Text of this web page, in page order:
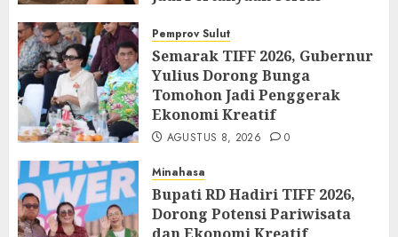
Pemprov Sulut
Semarak TIFF 2026, Gubernur
Yulius Dorong Bunga
Tomohon Jadi Penggerak
Ekonomi Kreatif
AGUSTUS 8, 2026 0
Minahasa
Bupati RD Hadiri TIFF 2026,
Dorong Potensi Pariwisata